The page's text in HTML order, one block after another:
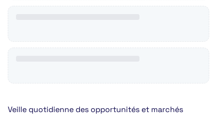
Veille quotidienne des opportunités et marchés